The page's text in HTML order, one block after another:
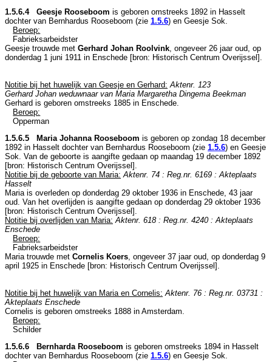
1.5.6.4 Geesje Rooseboom is geboren omstreeks 1892 in Hasselt
dochter van Bernhardus Rooseboom (zie 1.5.6) en Geesje Sok.
Beroep:
Fabrieksarbeidster
Geesje trouwde met Gerhard Johan Roolvink , ongeveer 26 jaar oud, op
donderdag 1 juni 1911 in Enschede [bron: Historisch Centrum Overijssel].
Notitie bij het huwelijk van Geesje en Gerhard: Aktenr. 123
Gerhard Johan weduwnaar van Maria Margaretha Dingema Beekman
Gerhard is geboren omstreeks 1885 in Enschede
Beroep:
Opperman
1.5.6.5 Maria Johanna Rooseboom is geboren op zondag 18 december
1892 in Hasselt dochter van Bernhardus Rooseboom (zie 1.5.6) en Geesje
Sok. Van de geboorte is aangifte gedaan op maandag 19 december 1892
[bron: Historisch Centrum Overijssel ].
Notitie bij de geboorte van Maria: Aktenr. 74 : Reg.nr. 6169 : Akteplaats
Hasselt
Maria is overleden op donderdag 29 oktober 1936 in Enschede , 43 jaar
oud. Van het overlijden is aangifte gedaan op donderdag 29 oktober 1936
[bron: Historisch Centrum Overijssel ].
Notitie bij overlijden van Maria: Aktenr. 618 : Reg.nr. 4240 : Akteplaats
Enschede
Beroep:
Fabrieksarbeidster
Maria trouwde met Cornelis Koers , ongeveer 37 jaar oud, op donderdag 9
april 1925 in Enschede [bron: Historisch Centrum Overijssel ].
Notitie bij het huwelijk van Maria en Cornelis: Aktenr. 76 : Reg.nr. 03731 :
Akteplaats Enschede
Cornelis is geboren omstreeks 1888 in Amsterdam
Beroep:
Schilder
1.5.6.6 Bernharda Rooseboom is geboren omstreeks 1894 in Hasselt
dochter van Bernhardus Rooseboom (zie 1.5.6) en Geesje Sok.